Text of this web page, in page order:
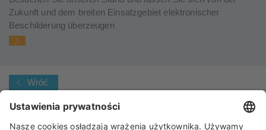
Zukunft und dem breiten Einsatzgebiet elektronischer
Beschilderung überzeugen
Wróć